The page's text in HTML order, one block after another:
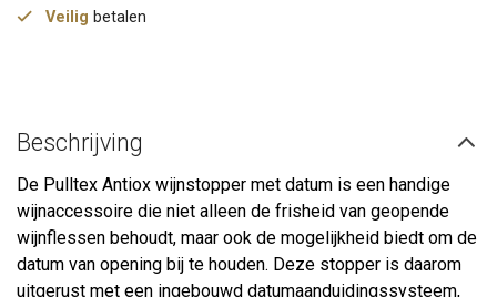
Veilig betalen
Beschrijving
De Pulltex Antiox wijnstopper met datum is een handige
wijnaccessoire die niet alleen de frisheid van geopende
wijnflessen behoudt, maar ook de mogelijkheid biedt om de
datum van opening bij te houden. Deze stopper is daarom
uitgerust met een ingebouwd datumaanduidingssysteem,